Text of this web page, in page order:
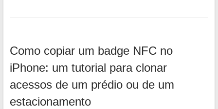
Como copiar um badge NFC no
iPhone: um tutorial para clonar
acessos de um prédio ou de um
estacionamento